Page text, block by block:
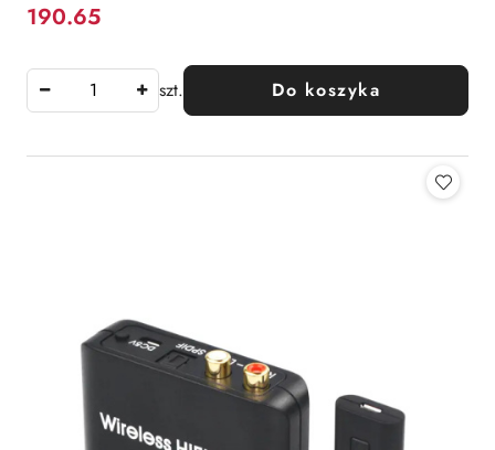
Cena:
190.65
szt. Do koszyka